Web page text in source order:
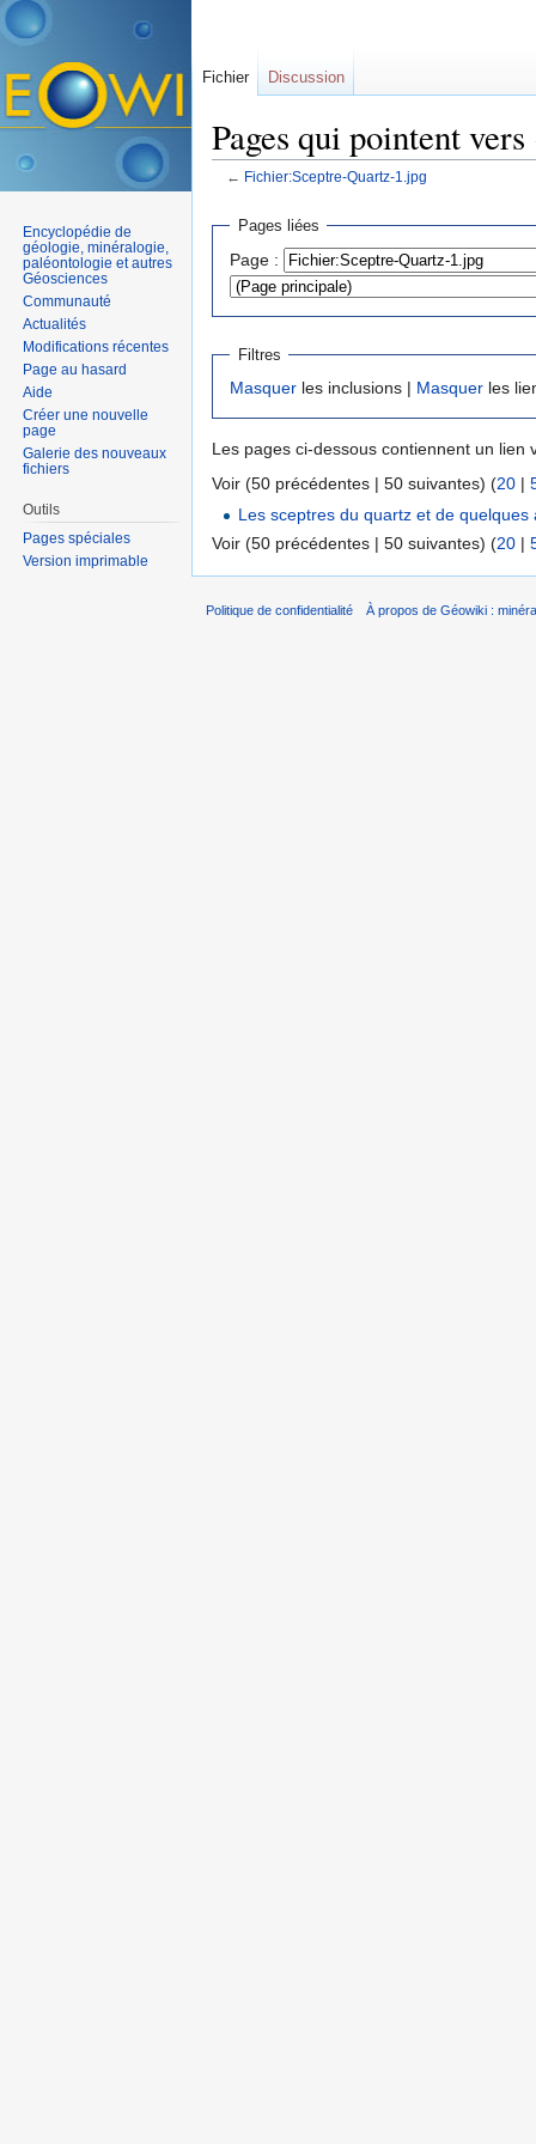
Pages qui pointent
← Fichier:Sceptre-Quartz-1.jpg
Pages liées
Page :
Filtres
Masquer les inclusions | Masquer les
Les pages ci-dessous contiennent un lien
Voir (50 précédentes | 50 suivantes) (20 |
Les sceptres du quartz et de quelques
Voir (50 précédentes | 50 suivantes) (20 |
Fichier Discussion
Encyclopédie de
géologie, minéralogie,
paléontologie et autres
Géosciences
Communauté
Actualités
Modifications récentes
Page au hasard
Aide
Créer une nouvelle
page
Galerie des nouveaux
fichiers
Outils
Pages spéciales
Version imprimable
Politique de confidentialité À propos de Géowiki :